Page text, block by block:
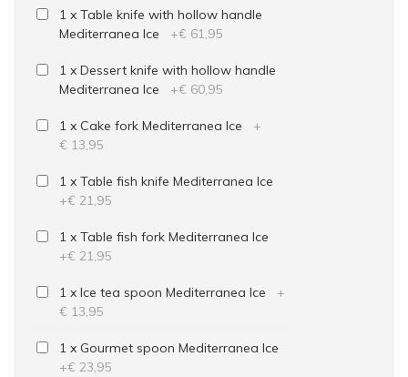
1 x Table knife with hollow handle
Mediterranea Ice +€ 61,95
1 x Dessert knife with hollow handle
Mediterranea Ice +€ 60,95
1 x Cake fork Mediterranea Ice +
€ 13,95
1 x Table fish knife Mediterranea Ice
+€ 21,95
1 x Table fish fork Mediterranea Ice
+€ 21,95
1 x Ice tea spoon Mediterranea Ice +
€ 13,95
1 x Gourmet spoon Mediterranea Ice
+€ 23,95